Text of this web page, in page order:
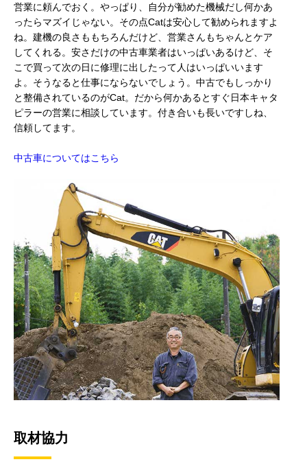
営業に頼んでおく。やっぱり、自分が勧めた機械だし何かあ
ったらマズイじゃない。その点Catは安心して勧められますよ
ね。建機の良さももちろんだけど、営業さんもちゃんとケア
してくれる。安さだけの中古車業者はいっぱいあるけど、そ
こで買って次の日に修理に出したって人はいっぱいいます
よ。そうなると仕事にならないでしょう。中古でもしっかり
と整備されているのがCat。だから何かあるとすぐ日本キャタ
ピラーの営業に相談しています。付き合いも長いですしね、
信頼してます。
中古車についてはこちら
取材協力